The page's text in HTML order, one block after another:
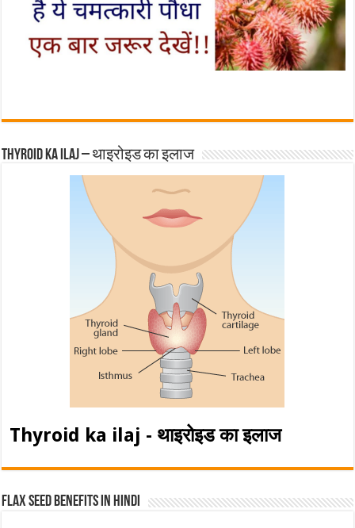
Thyroid ka ilaj – थाइरोइड का इलाज
Thyroid ka ilaj - थाइरोइड का इलाज
Flax Seed Benefits in hindi